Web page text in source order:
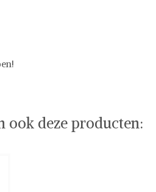
ook deze producten: